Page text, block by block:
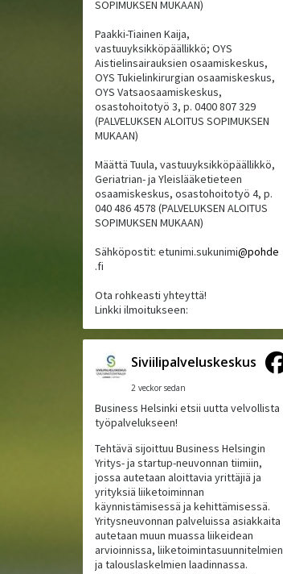
SOPIMUKSEN MUKAAN)
Paakki-Tiainen Kaija,
vastuuyksikköpäällikkö; OYS
Aistielinsairauksien osaamiskeskus,
OYS Tukielinkirurgian osaamiskeskus,
OYS Vatsaosaamiskeskus,
osastohoitotyö 3, p. 0400 807 329
(PALVELUKSEN ALOITUS SOPIMUKSEN
MUKAAN)
Määttä Tuula, vastuuyksikköpäällikkö,
Geriatrian- ja Yleislääketieteen
osaamiskeskus, osastohoitotyö 4, p.
040 486 4578 (PALVELUKSEN ALOITUS
SOPIMUKSEN MUKAAN)
Sähköpostit: etunimi.sukunimi@pohde
.fi
Ota rohkeasti yhteyttä!
Linkki ilmoitukseen:
Siviilipalveluskeskus
2 veckor sedan
Business Helsinki etsii uutta velvollista
työpalvelukseen!
Tehtävä sijoittuu Business Helsingin
Yritys- ja startup-neuvonnan tiimiin,
jossa autetaan aloittavia yrittäjiä ja
yrityksiä liiketoiminnan
käynnistämisessä ja kehittämisessä.
Yritysneuvonnan palveluissa asiakkaita
autetaan muun muassa liikeidean
arvioinnissa, liiketoimintasuunnitelmien
ja talouslaskelmien laadinnassa.